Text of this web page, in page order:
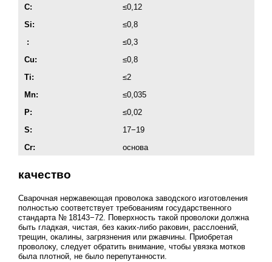
C:
≤0,12
Si:
≤0,8
:
≤0,3
Cu:
≤0,8
Ti:
≤2
Mn:
≤0,035
P:
≤0,02
S:
17−19
Cr:
основа
качество
Сварочная нержавеющая проволока заводского изготовления
полностью соответствует требованиям государственного
стандарта № 18143−72. Поверхность такой проволоки должна
быть гладкая, чистая, без каких-либо раковин, расслоений,
трещин, окалины, загрязнения или ржавчины. Приобретая
проволоку, следует обратить внимание, чтобы увязка мотков
была плотной, не было перепутанности.